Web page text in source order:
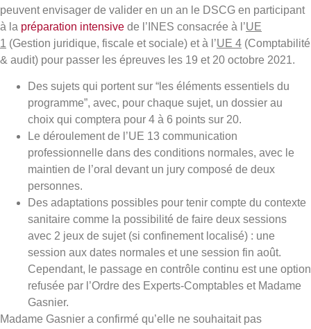
peuvent envisager de valider en un an le DSCG en participant
à la préparation intensive de l’INES consacrée à l’UE
1 (Gestion juridique, fiscale et sociale) et à l’UE 4 (Comptabilité
& audit) pour passer les épreuves les 19 et 20 octobre 2021.
Des sujets qui portent sur “les éléments essentiels du
programme”, avec, pour chaque sujet, un dossier au
choix qui comptera pour 4 à 6 points sur 20.
Le déroulement de l’UE 13 communication
professionnelle dans des conditions normales, avec le
maintien de l’oral devant un jury composé de deux
personnes.
Des adaptations possibles pour tenir compte du contexte
sanitaire comme la possibilité de faire deux sessions
avec 2 jeux de sujet (si confinement localisé) : une
session aux dates normales et une session fin août.
Cependant, le passage en contrôle continu est une option
refusée par l’Ordre des Experts-Comptables et Madame
Gasnier.
Madame Gasnier a confirmé qu’elle ne souhaitait pas